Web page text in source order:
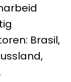
Brasil,